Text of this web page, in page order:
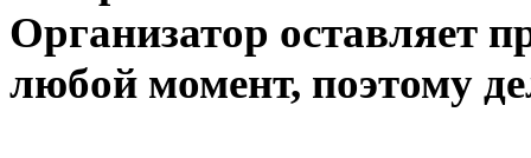
Организатор оставляет
любой момент, поэтому